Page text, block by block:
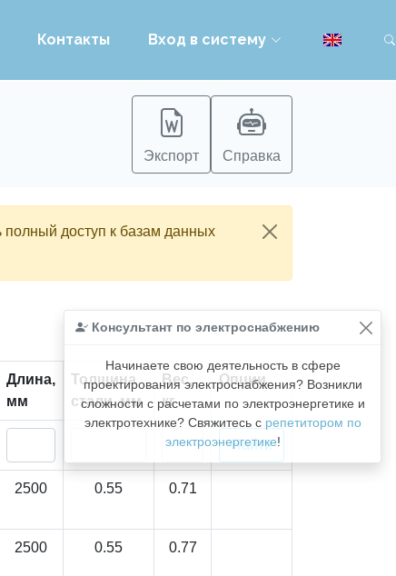
Контакты Вход в систему
Экспорт Справка
полный доступ к базам данных
Консультант по электроснабжению
Начинаете свою деятельность в сфере
проектирования электроснабжения? Возникли
сложности с расчетами по электроэнергетике и
электротехнике? Свяжитесь с репетитором по
электроэнергетике!
Длина,
мм
Толщина
стали, мм
Вес,
кг
Опции
2500 0.55 0.71
2500 0.55 0.77